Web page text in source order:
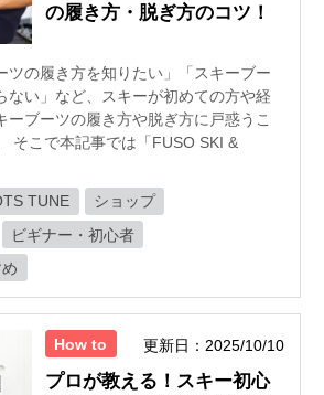
の履き方・脱ぎ方のコツ！
ツの履き方を知りたい」「スキーブー
ない」など、スキーが初めての方や経
ーブーツの履き方や脱ぎ方に戸惑うこ
そこで本記事では「FUSO SKI &
TUNE
ショップ
ビギナー・初心者
How to 更新日：2025/10/10
プロが教える！スキー初心